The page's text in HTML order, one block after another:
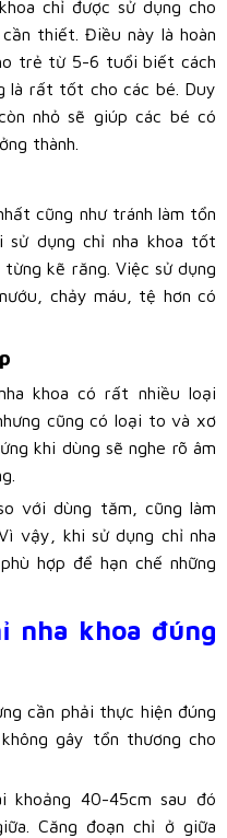
chỉ được sử dụng cho
thiết. Điều này là hoàn
trẻ từ 5-6 tuổi biết cách
là rất tốt cho các bé. Duy
nhỏ sẽ giúp các bé có
thành.
cũng như tránh làm tổn
sử dụng chỉ nha khoa tốt
từng kẽ răng. Việc sử dụng
chảy máu, tệ hơn có
khoa có rất nhiều loại
cũng có loại to và xơ
khi dùng sẽ nghe rõ âm
với dùng tăm, cũng làm
vậy, khi sử dụng chỉ nha
hợp để hạn chế những
nha khoa đúng
cần phải thực hiện đúng
gây tổn thương cho
khoảng 40-45cm sau đó
Căng đoạn chỉ ở giữa